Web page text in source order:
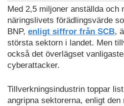
Med 2,5 miljoner anställda och
näringslivets förädlingsvärde
BNP, enligt siffror från SCB,
största sektorn i landet. Men
också det överlägset
cyberattacker.
Tillverkningsindustrin toppar
angripna sektorerna, enligt den